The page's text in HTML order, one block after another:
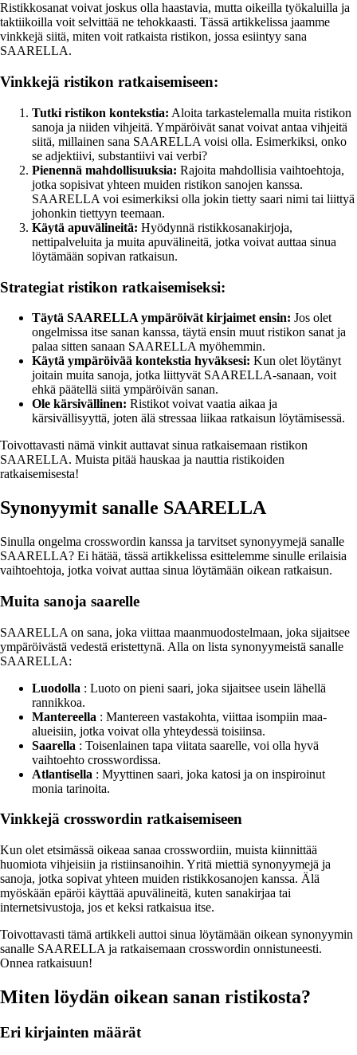
Ristikkosanat voivat joskus olla haastavia, mutta oikeilla työkaluilla ja
taktiikoilla voit selvittää ne tehokkaasti. Tässä artikkelissa jaamme
vinkkejä siitä, miten voit ratkaista ristikon, jossa esiintyy sana
SAARELLA.
Vinkkejä ristikon ratkaisemiseen:
Tutki ristikon kontekstia: Aloita tarkastelemalla muita ristikon
sanoja ja niiden vihjeitä. Ympäröivät sanat voivat antaa vihjeitä
siitä, millainen sana SAARELLA voisi olla. Esimerkiksi, onko
se adjektiivi, substantiivi vai verbi?
Pienennä mahdollisuuksia: Rajoita mahdollisia vaihtoehtoja,
jotka sopisivat yhteen muiden ristikon sanojen kanssa.
SAARELLA voi esimerkiksi olla jokin tietty saari nimi tai liittyä
johonkin tiettyyn teemaan.
Käytä apuvälineitä: Hyödynnä ristikkosanakirjoja,
nettipalveluita ja muita apuvälineitä, jotka voivat auttaa sinua
löytämään sopivan ratkaisun.
Strategiat ristikon ratkaisemiseksi:
Täytä SAARELLA ympäröivät kirjaimet ensin: Jos olet
ongelmissa itse sanan kanssa, täytä ensin muut ristikon sanat ja
palaa sitten sanaan SAARELLA myöhemmin.
Käytä ympäröivää kontekstia hyväksesi: Kun olet löytänyt
joitain muita sanoja, jotka liittyvät SAARELLA-sanaan, voit
ehkä päätellä siitä ympäröivän sanan.
Ole kärsivällinen: Ristikot voivat vaatia aikaa ja
kärsivällisyyttä, joten älä stressaa liikaa ratkaisun löytämisessä.
Toivottavasti nämä vinkit auttavat sinua ratkaisemaan ristikon
SAARELLA. Muista pitää hauskaa ja nauttia ristikoiden
ratkaisemisesta!
Synonyymit sanalle SAARELLA
Sinulla ongelma crosswordin kanssa ja tarvitset synonyymejä sanalle
SAARELLA? Ei hätää, tässä artikkelissa esittelemme sinulle erilaisia
vaihtoehtoja, jotka voivat auttaa sinua löytämään oikean ratkaisun.
Muita sanoja saarelle
SAARELLA on sana, joka viittaa maanmuodostelmaan, joka sijaitsee
ympäröivästä vedestä eristettynä. Alla on lista synonyymeistä sanalle
SAARELLA:
Luodolla : Luoto on pieni saari, joka sijaitsee usein lähellä
rannikkoa.
Mantereella : Mantereen vastakohta, viittaa isompiin maa-
alueisiin, jotka voivat olla yhteydessä toisiinsa.
Saarella : Toisenlainen tapa viitata saarelle, voi olla hyvä
vaihtoehto crosswordissa.
Atlantisella : Myyttinen saari, joka katosi ja on inspiroinut
monia tarinoita.
Vinkkejä crosswordin ratkaisemiseen
Kun olet etsimässä oikeaa sanaa crosswordiin, muista kiinnittää
huomiota vihjeisiin ja ristiinsanoihin. Yritä miettiä synonyymejä ja
sanoja, jotka sopivat yhteen muiden ristikkosanojen kanssa. Älä
myöskään epäröi käyttää apuvälineitä, kuten sanakirjaa tai
internetsivustoja, jos et keksi ratkaisua itse.
Toivottavasti tämä artikkeli auttoi sinua löytämään oikean synonyymin
sanalle SAARELLA ja ratkaisemaan crosswordin onnistuneesti.
Onnea ratkaisuun!
Miten löydän oikean sanan ristikosta?
Eri kirjainten määrät